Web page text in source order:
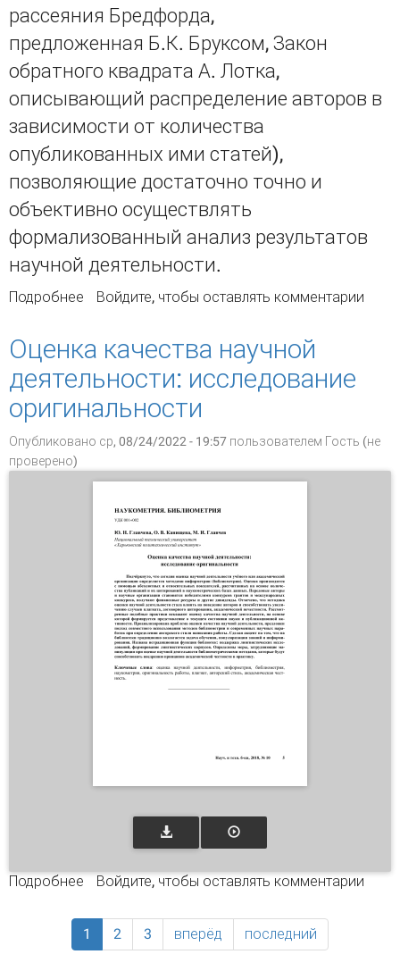
рассеяния Бредфорда,
предложенная Б.К. Бруксом, Закон
обратного квадрата А. Лотка,
описывающий распределение авторов в
зависимости от количества
опубликованных ими статей),
позволяющие достаточно точно и
объективно осуществлять
формализованный анализ результатов
научной деятельности.
Подробнее о ФОРМАЛИЗОВАННЫЕ МЕТОДЫ АНАЛИЗА
Войдите, чтобы оставлять комментарии
Оценка качества научной
деятельности: исследование
оригинальности
Опубликовано ср, 08/24/2022 - 19:57 пользователем Гость (не
проверено)
Подробнее о Оценка качества научной деятельности:
Войдите, чтобы оставлять комментарии
1 2 3 вперёд последний